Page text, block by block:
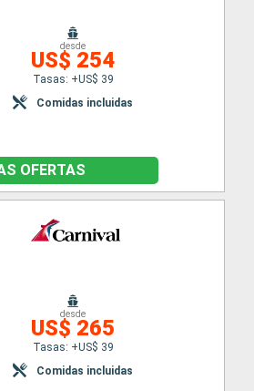
desde
US$ 254
Tasas: +US$ 39
Comidas incluidas
OFERTAS
desde
US$ 265
Tasas: +US$ 39
Comidas incluidas